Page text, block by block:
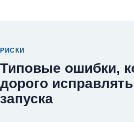
РИСКИ
Типовые ошибки,
дорого
запуска